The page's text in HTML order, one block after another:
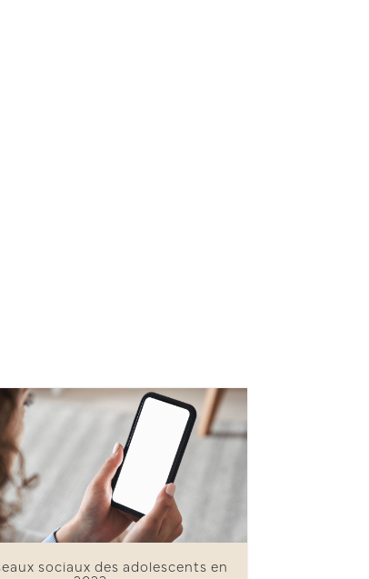
sociaux des adolescents en